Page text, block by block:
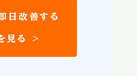
日改善する
見る ＞